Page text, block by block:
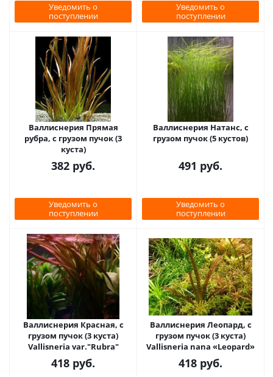
Уведомить о
поступлении
Уведомить о
поступлении
Валлиснерия Прямая
рубра, с грузом пучок (3
куста)
382 руб.
Уведомить о
поступлении
Валлиснерия Натанс, с
грузом пучок (5 кустов)
491 руб.
Уведомить о
поступлении
Валлиснерия Красная, с
грузом пучок (3 куста)
Vallisneria var."Rubra"
418 руб.
Валлиснерия Леопард, с
грузом пучок (3 куста)
Vallisneria nana «Leopard»
418 руб.